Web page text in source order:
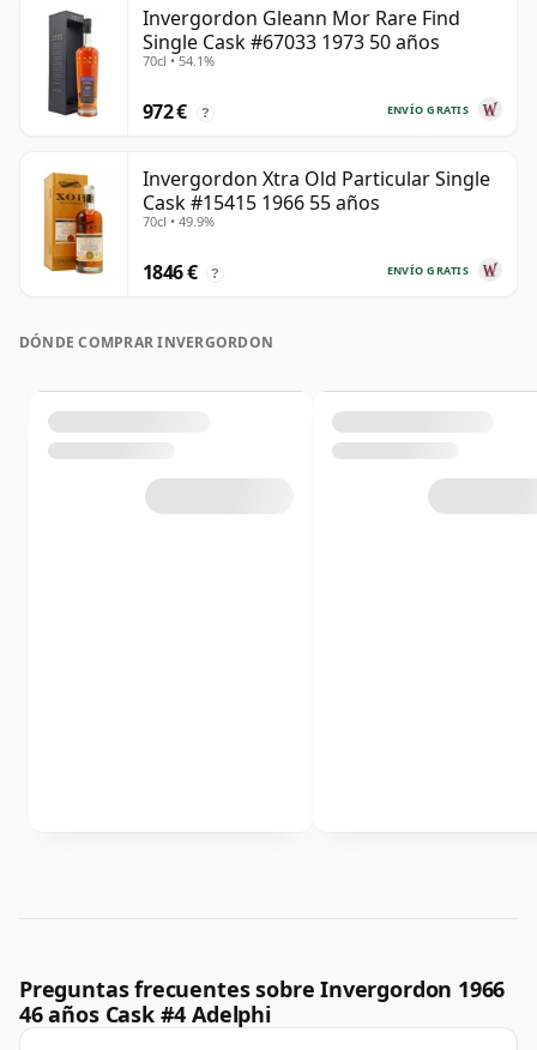
Invergordon Gleann Mor Rare Find
Single Cask #67033 1973 50 años
70cl • 54.1%
ENVÍO GRATIS
972 € ?
Invergordon Xtra Old Particular Single
Cask #15415 1966 55 años
70cl • 49.9%
ENVÍO GRATIS
1846 € ?
DÓNDE COMPRAR INVERGORDON
Preguntas frecuentes sobre Invergordon 1966
46 años Cask #4 Adelphi